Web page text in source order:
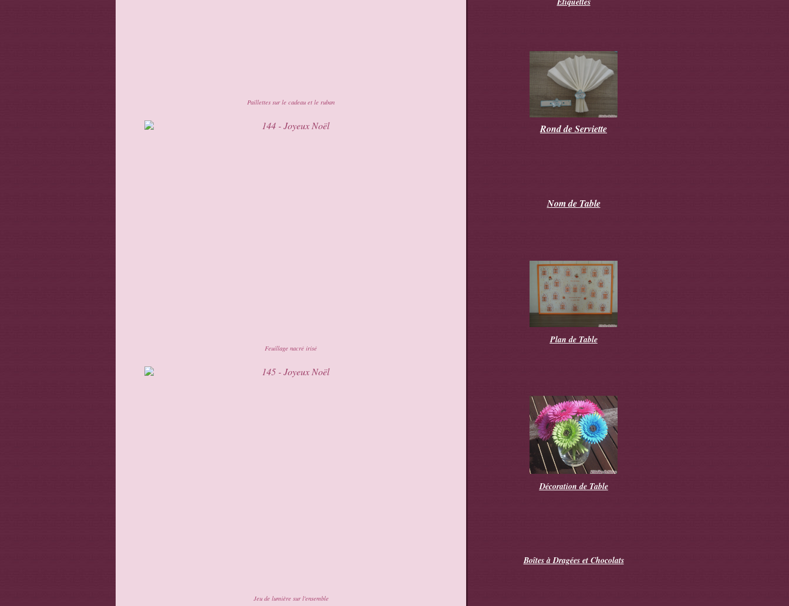
Paillettes sur le cadeau et le ruban
Feuillage nacré irisé
Jeu de lumière sur l'ensemble
Rond de Serviette
Nom de Table
Plan de Table
Décoration de Table
Boîtes à Dragées et Chocolats